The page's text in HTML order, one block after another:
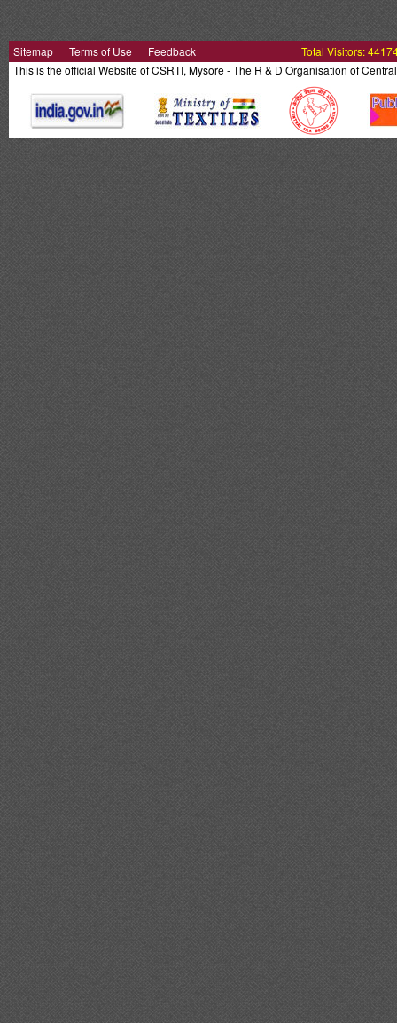
Sitemap Terms of Use Feedback
Total Visitors:
This is the official Website of CSRTI, Mysore - The R & D Organisation of